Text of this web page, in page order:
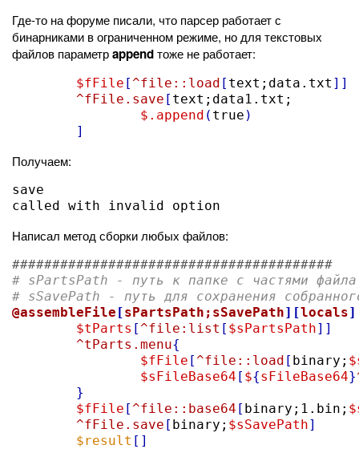
Где-то на форуме писали, что парсер работает с
бинарниками в ограниченном режиме, но для текстовых
файлов параметрappendтоже не работает:
$fFile [^file::load [ text;data.txt ]]
^fFile.save [ text;data1.txt;
$.append ( true )
]
Получаем:
save
called with invalid option
Написал метод сборки любых файлов:
########################################
# sPartsPath - путь к папке с частями файла
# sSavePath - путь для сохранения
@assembleFile [sPartsPath;sSavePath][locals]
$tParts [^file:list [ $sPartsPath]]
^tParts.menu{
$fFile [^file::load [ binary;
$sFileBase64 [ ${sFileBase64}
}
$fFile [^file::base64 [ binary;1.bin;
^fFile.save [ binary; $sSavePath]
$result []